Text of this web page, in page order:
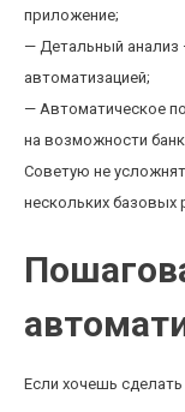
приложение;
— Детальный анализ
автоматизацией;
— Автоматическое
на возможности
Советую не
нескольких базовых
Если хочешь